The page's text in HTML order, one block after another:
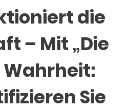
die
– Mit „Die
Sie